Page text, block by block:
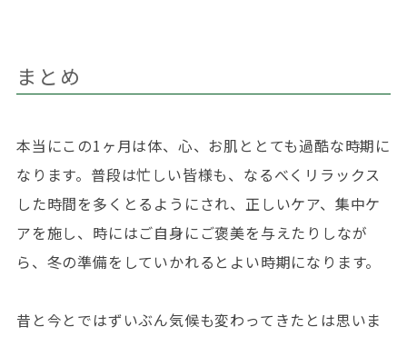
まとめ
本当にこの1ヶ月は体、心、お肌ととても過酷な時期に
なります。普段は忙しい皆様も、なるべくリラックス
した時間を多くとるようにされ、正しいケア、集中ケ
アを施し、時にはご自身にご褒美を与えたりしなが
ら、冬の準備をしていかれるとよい時期になります。
昔と今とではずいぶん気候も変わってきたとは思いま